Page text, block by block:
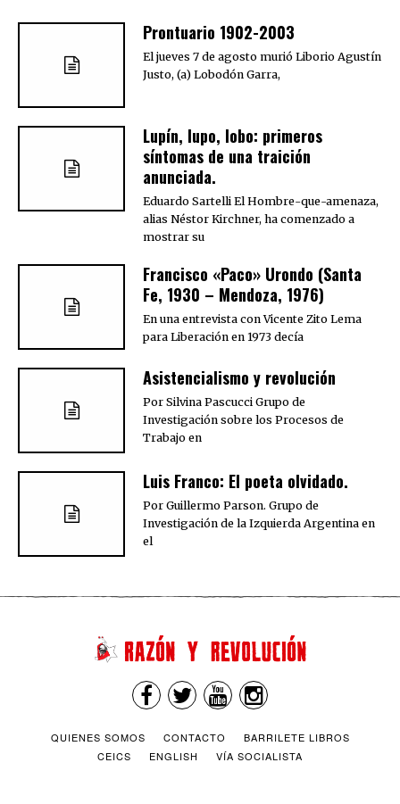
Prontuario 1902-2003
El jueves 7 de agosto murió Liborio Agustín
Justo, (a) Lobodón Garra,
Lupín, lupo, lobo: primeros
síntomas de una traición
anunciada.
Eduardo Sartelli El Hombre-que-amenaza,
alias Néstor Kirchner, ha comenzado a
mostrar su
Francisco «Paco» Urondo (Santa
Fe, 1930 – Mendoza, 1976)
En una entrevista con Vicente Zito Lema
para Liberación en 1973 decía
Asistencialismo y revolución
Por Silvina Pascucci Grupo de
Investigación sobre los Procesos de
Trabajo en
Luis Franco: El poeta olvidado.
Por Guillermo Parson. Grupo de
Investigación de la Izquierda Argentina en
el
QUIENES SOMOS CONTACTO
BARRILETE LIBROS
CEICS
ENGLISH VÍA SOCIALISTA